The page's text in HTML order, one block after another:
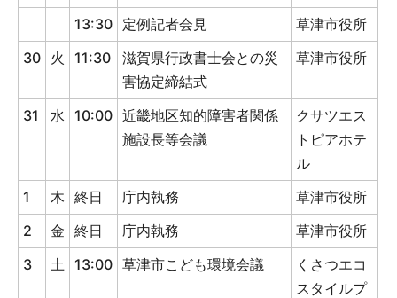
13:30 定例記者会見
草津市役所
30 火 11:30
滋賀県行政書士会との災
害協定締結式
草津市役所
31 水 10:00 近畿地区知的障害者関係
施設長等会議
クサツエス
トピアホテ
ル
1
木 終日 庁内執務
草津市役所
2
金 終日 庁内執務
草津市役所
3
土 13:00 草津市こども環境会議
くさつエコ
スタイルプ